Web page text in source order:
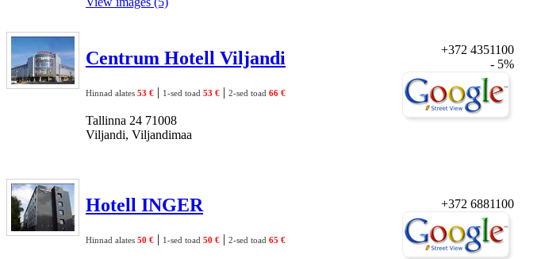
Centrum Hotell Viljandi
Hinnad alates 53 € | 1-sed toad 53 € | 2-sed toad 66 €
Tallinna 24 71008
Viljandi, Viljandimaa
+372 4351100
- 5%
Hotell INGER
Hinnad alates 50 € | 1-sed toad 50 € | 2-sed toad 65 €
+372 6881100